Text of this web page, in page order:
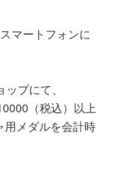
マートフォンに
プにて、
（税込）以上
用メダルを会計時